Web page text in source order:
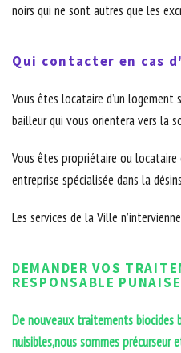
noirs qui ne sont autres que les
Qui contacter en cas
Vous êtes locataire d’un
bailleur qui vous orientera vers la
Vous êtes propriétaire ou
entreprise spécialisée dans la
Les services de la Ville
DEMANDER VOS
RESPONSABLE
De nouveaux traitements biocides
nuisibles,nous sommes précurseur